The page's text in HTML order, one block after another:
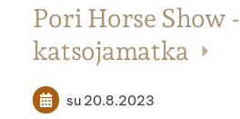
Pori Horse Show -
katsojamatka
su 20.8.2023